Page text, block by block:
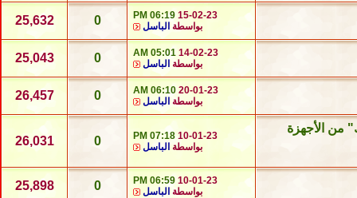
15-02-23
06:19 PM
بواسطة الباسل 0
25,632
14-02-23
05:01 AM
بواسطة الباسل 0
25,043
20-01-23
06:10 AM
بواسطة الباسل 0
26,457
من الأجهزة
10-01-23
07:18 PM
بواسطة الباسل 0
26,031
10-01-23
06:59 PM
بواسطة الباسل 0
25,898